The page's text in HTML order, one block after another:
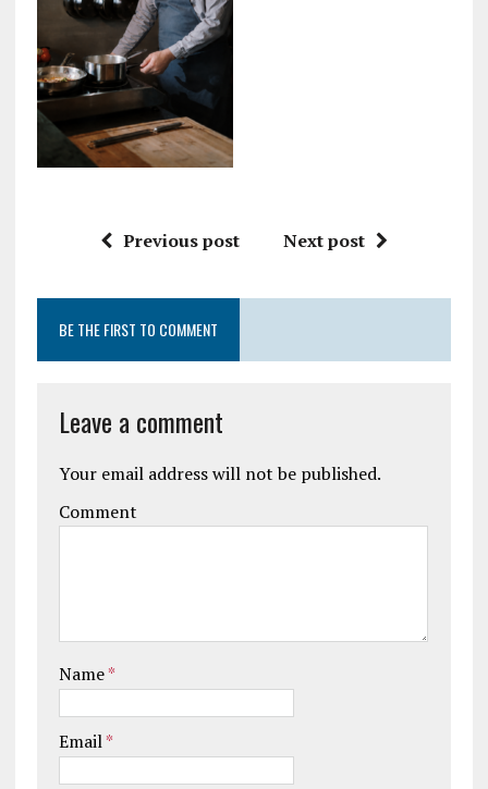
Previous post Next post
BE THE FIRST TO COMMENT
Leave a comment
Your email address will not be published.
Comment
Name*
Email*